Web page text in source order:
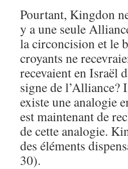
Pourtant, Kingdon
y a une seule
la circoncision et le
croyants ne
recevaient en Israël
signe de
existe une analogie
est maintenant de
de cette analogie.
des éléments
30).